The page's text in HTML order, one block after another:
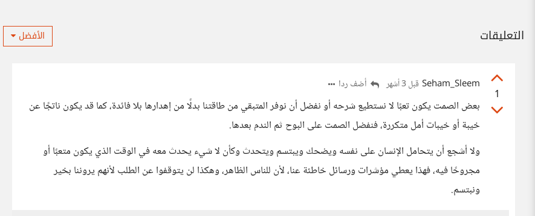
التعليقات الأفضل
1
Seham_Sleem قبل 3 أشهر أضف ردا
بعض الصمت يكون تعبًا لا نستطيع شرحه أو نفضل أن نوفر المتبقي من طاقتنا بدلًا من إهدارها بلا فائدة، كما قد يكون ناتجًا عن
خيبة أو خيبات أمل متكررة، فنفضل الصمت على البوح ثم الندم بعدها.
ولا أشجع أن يتحامل الإنسان على نفسه ويضحك ويبتسم ويتحدث وكأن لا شيء يحدث معه في الوقت الذي يكون متعبًا أو
مجروحًا فيه، فهذا يعطي مؤشرات ورسائل خاطئة عنا، لأن للناس الظاهر، وهكذا لن يتوقفوا عن الطلب لأنهم يروننا بخير
ونبتسم.